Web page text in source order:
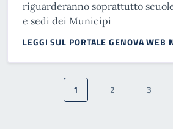
riguarderanno soprattutto
e sedi dei Municipi
LEGGI SUL PORTALE GENOVA WEB
Paginazione
Pagina attuale
1 Pagina
2 Pagina
3